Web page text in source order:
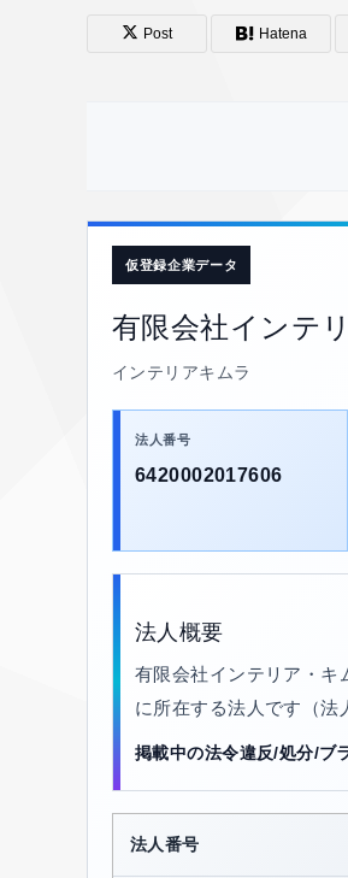
Post Hatena
仮登録企業データ
有限会社インテ
インテリアキムラ
法人番号
6420002017606
法人概要
有限会社インテリア・キ
に所在する法人です（法
掲載中の法令違反/処分/ブ
法人番号